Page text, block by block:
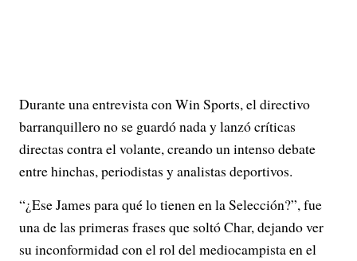
Durante una entrevista con Win Sports, el directivo
barranquillero no se guardó nada y lanzó críticas
directas contra el volante, creando un intenso debate
entre hinchas, periodistas y analistas deportivos.
“¿Ese James para qué lo tienen en la Selección?”, fue
una de las primeras frases que soltó Char, dejando ver
su inconformidad con el rol del mediocampista en el